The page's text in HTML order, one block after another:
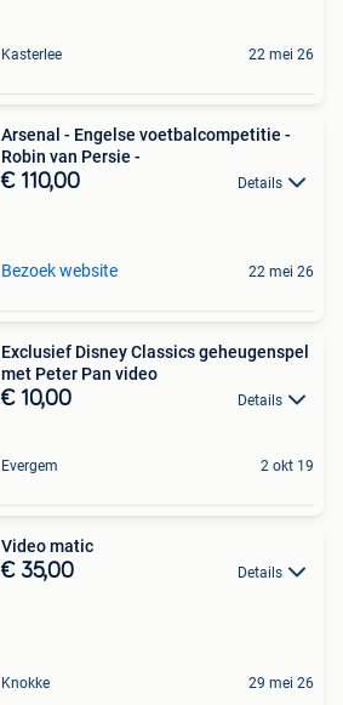
Kasterlee 22 mei 26
Arsenal - Engelse voetbalcompetitie -
Robin van Persie -
€ 110,00 Details
Bezoek website 22 mei 26
Exclusief Disney Classics geheugenspel
met Peter Pan video
€ 10,00 Details
Evergem 2 okt 19
Video matic
€ 35,00 Details
Knokke 29 mei 26